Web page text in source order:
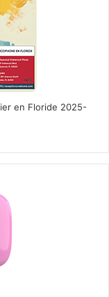
en Floride 2025-